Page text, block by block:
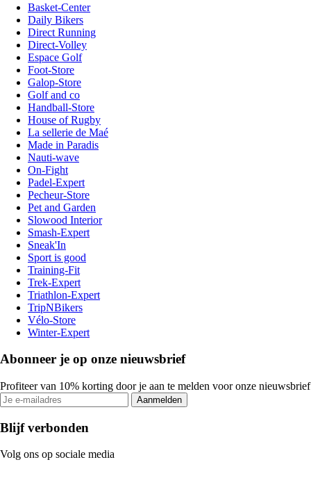
Basket-Center
Daily Bikers
Direct Running
Direct-Volley
Espace Golf
Foot-Store
Galop-Store
Golf and co
Handball-Store
House of Rugby
La sellerie de Maé
Made in Paradis
Nauti-wave
On-Fight
Padel-Expert
Pecheur-Store
Pet and Garden
Slowood Interior
Smash-Expert
Sneak'In
Sport is good
Training-Fit
Trek-Expert
Triathlon-Expert
TripNBikers
Vélo-Store
Winter-Expert
Abonneer je op onze nieuwsbrief
Profiteer van 10% korting door je aan te melden voor onze nieuwsbrief
Aanmelden
Blijf verbonden
Volg ons op sociale media